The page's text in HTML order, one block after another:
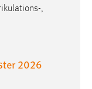
,
2026